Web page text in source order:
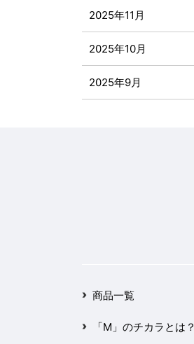
2025年11月
2025年10月
2025年9月
商品一覧
「M」のチカラとは？